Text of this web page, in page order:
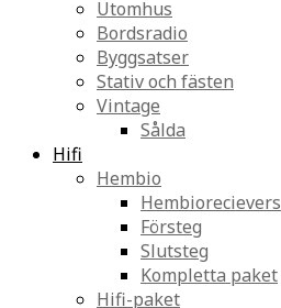
Utomhus
Bordsradio
Byggsatser
Stativ och fästen
Vintage
Sålda
Hifi
Hembio
Hembiorecievers
Försteg
Slutsteg
Kompletta paket
Hifi-paket